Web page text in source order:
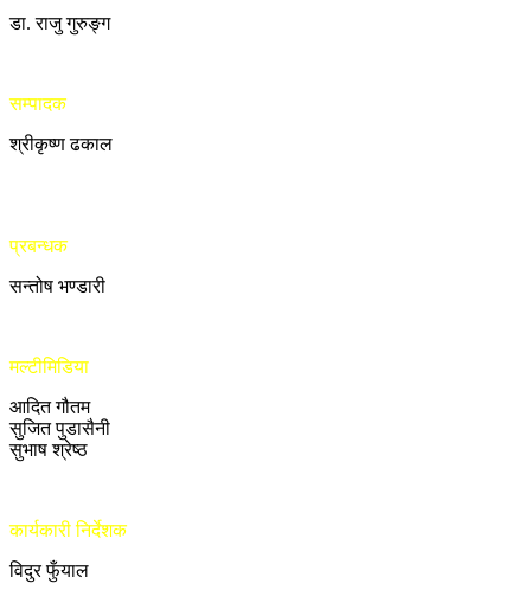
डा. राजु गुरुङ्ग
सम्पादक
श्रीकृष्ण ढकाल
प्रबन्धक
सन्तोष भण्डारी
मल्टीमिडिया
आदित गौतम
सुजित पुडासैनी
सुभाष श्रेष्ठ
कार्यकारी निर्देशक
विदुर फुँयाल